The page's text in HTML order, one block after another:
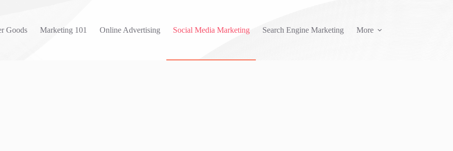
Goods Marketing 101 Online Advertising Social Media Marketing Search Engine Marketing More